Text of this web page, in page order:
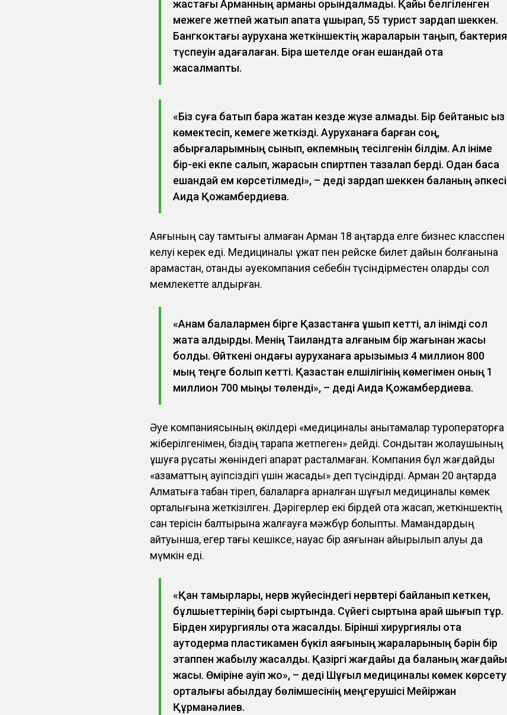
жастағы Арманның арманы орындалмады. Қайық белгіленген
межеге жетпей жатып апатқа ұшырап, 55 турист зардап шеккен.
Бангкоктағы аурухана жеткіншектің жараларын таңып, бактерия
түспеуін қадағалаған. Бірақ шетелде оған ешқандай ота
жасалмапты.
«Біз суға батып бара жатқан кезде жүзе алмадық. Бір бейтаныс қыз
көмектесіп, кемеге жеткізді. Ауруханаға барған соң,
қабырғаларымның сынып, өкпемның тесілгенін білдім. Ал ініме
бір-екі екпе салып, жарасын спиртпен тазалап берді. Одан басқа
ешқандай ем көрсетілмеді», – деді зардап шеккен баланың әпкесі
Аида Қожамбердиева.
Аяғының сау тамтығы қалмаған Арман 18 қаңтарда елге бизнес класспен
келуі керек еді. Медициналық құжат пен рейске билет дайын болғанына
қарамастан, отандық әуекомпания себебін түсіндірместен оларды сол
мемлекетте қалдырған.
«Анам балалармен бірге Қазақстанға ұшып кетті, ал інімді сол
жақта қалдырды. Менің Таиландта қалғаным бір жағынан жақсы
болды. Өйткені ондағы ауруханаға қарызымыз 4 миллион 800
мың теңге болып кетті. Қазақстан елшілігінің көмегімен оның 1
миллион 700 мыңы төленді», – деді Аида Қожамбердиева.
Әуе компаниясының өкілдері «медициналық анықтамалар туроператорға
жіберілгенімен, біздің тарапқа жетпеген» дейді. Сондықтан жолаушының
ұшуға рұқсаты жөніндегі ақпарат расталмаған. Компания бұл жағдайды
«азаматтың қауіпсіздігі үшін жасадық» деп түсіндірді. Арман 20 қаңтарда
Алматыға табан тіреп, балаларға арналған шұғыл медициналық көмек
орталығына жеткізілген. Дәрігерлер екі бірдей ота жасап, жеткіншектің
сан терісін балтырына жалғауға мәжбүр болыпты. Мамандардың
айтуынша, егер тағы кешіксе, науқас бір аяғынан айырылып қалуы да
мүмкін еді.
«Қан тамырлары, нерв жүйесіндегі нервтері байланып кеткен,
бұлшықеттерінің бәрі сыртында. Сүйегі сыртына қарай шығып тұр.
Бірден хирургиялық ота жасалды. Бірінші хирургиялық ота
аутодерма пластикамен бүкіл аяғының жараларының бәрін бір
этаппен жабылу жасалды. Қазіргі жағдайы да баланың жағдайы
жақсы. Өміріне қауіп жоқ», – деді Шұғыл медициналық көмек көрсету
орталығы қабылдау бөлімшесінің меңгерушісі Мейіржан
Құрманәлиев.